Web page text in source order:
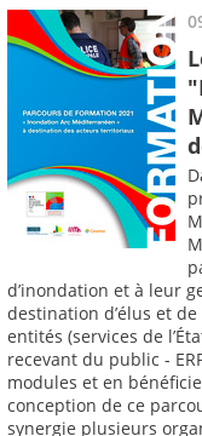
d’inondation et à leur
destination d’élus et
entités (services de
recevant du public -
modules et en
conception de ce
synergie plusieurs